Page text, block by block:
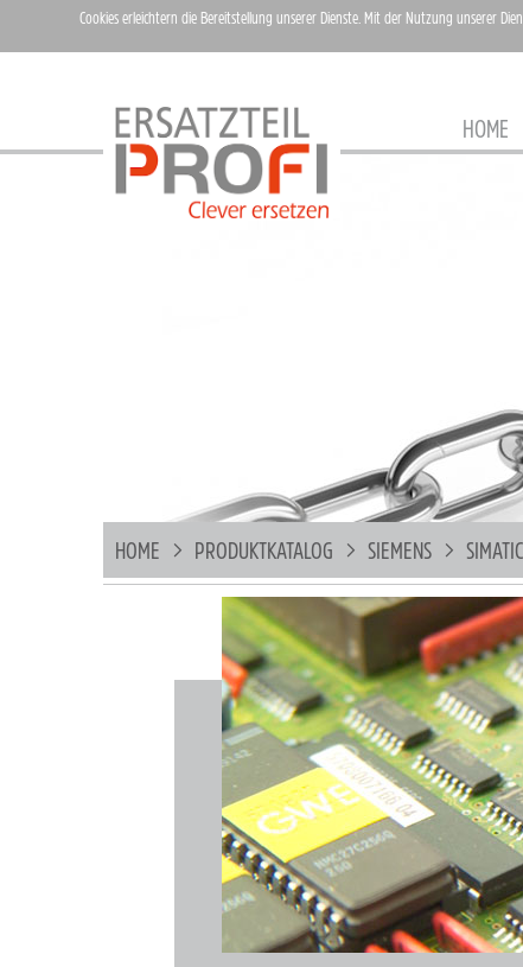
HOME
HOME PRODUKTKATALOG SIEMENS
Cookies erleichtern die Bereitstellung unserer Dienste. Mit der Nutzung unserer